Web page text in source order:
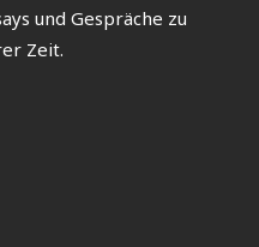
und Gespräche zu
Zeit.